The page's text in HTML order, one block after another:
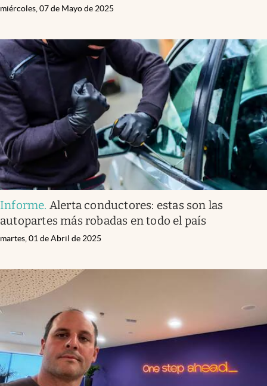
miércoles, 07 de Mayo de 2025
Informe. Alerta conductores: estas son las
autopartes más robadas en todo el país
martes, 01 de Abril de 2025